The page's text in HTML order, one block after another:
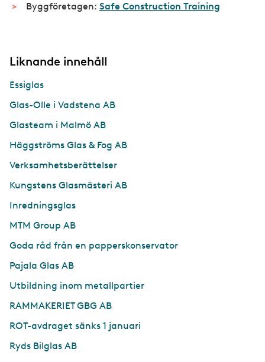
Byggföretagen: Safe Construction Training
Liknande innehåll
Essiglas
Glas-Olle i Vadstena AB
Glasteam i Malmö AB
Häggströms Glas & Fog AB
Verksamhetsberättelser
Kungstens Glasmästeri AB
Inredningsglas
MTM Group AB
Goda råd från en papperskonservator
Pajala Glas AB
Utbildning inom metallpartier
RAMMAKERIET GBG AB
ROT-avdraget sänks 1 januari
Ryds Bilglas AB